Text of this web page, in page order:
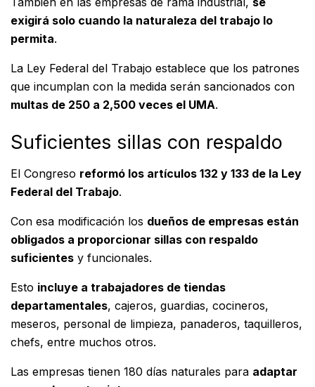
exigirá solo cuando la naturaleza del trabajo lo
permita.
La Ley Federal del Trabajo establece que los patrones
que incumplan con la medida serán sancionados con
multas de 250 a 2,500 veces el UMA.
Suficientes sillas con respaldo
El Congreso reformó los artículos 132 y 133 de la Ley
Federal del Trabajo.
Con esa modificación los dueños de empresas están
obligados a proporcionar sillas con respaldo
suficientes y funcionales.
Esto incluye a trabajadores de tiendas
departamentales, cajeros, guardias, cocineros,
meseros, personal de limpieza, panaderos, taquilleros,
chefs, entre muchos otros.
Las empresas tienen 180 días naturales para adaptar